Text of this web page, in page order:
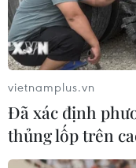
Ninh (Quảng Bình)
quyết phản đối
Nam.
vietnamplus.vn
Đã xác định
thủng lốp trên